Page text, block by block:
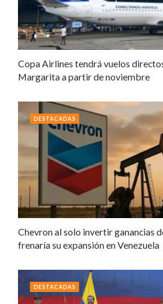
Copa Airlines tendrá vuelos
Margarita a partir de noviembre
Chevron al solo invertir ganancias
frenaría su expansión en Venezuela
DESTACADAS
DESTACADAS